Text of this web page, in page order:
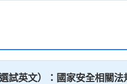
試英文）：國家安全相關